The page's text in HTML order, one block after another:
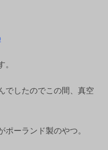
。
でしたのでこの間、真空
ポーランド製のやつ。